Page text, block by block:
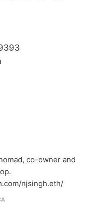
co-owner and
njsingh.eth/